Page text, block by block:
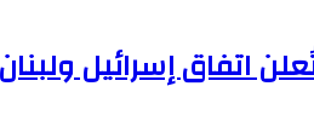
اتفاق إسرائيل